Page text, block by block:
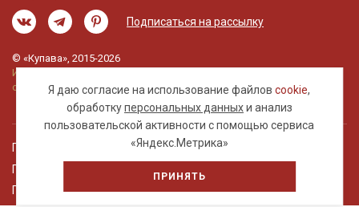
Я даю согласие на использование файловcookie,
обработкуперсональных данныхи анализ
пользовательской активности с помощью сервиса
«Яндекс.Метрика»
ПРИНЯТЬ
Подписаться на рассылку
© «Купава», 2015-2026
Информация на сайте не является публичной
офертой.
Правовая информация
Политика обработки персональных данных
Пользовательское соглашение